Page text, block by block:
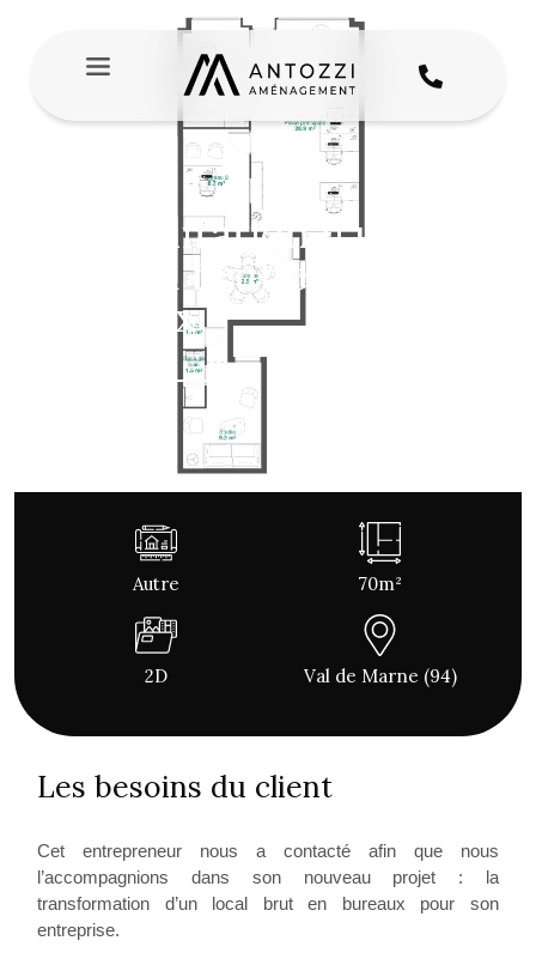
Réhabilitation d'un
plateau brut en
bureaux
Autre 70m²
2D Val de Marne (94)
Les besoins du client
Cet entrepreneur nous a contacté afin que nous
l’accompagnions dans son nouveau projet : la
transformation d’un local brut en bureaux pour son
entreprise.